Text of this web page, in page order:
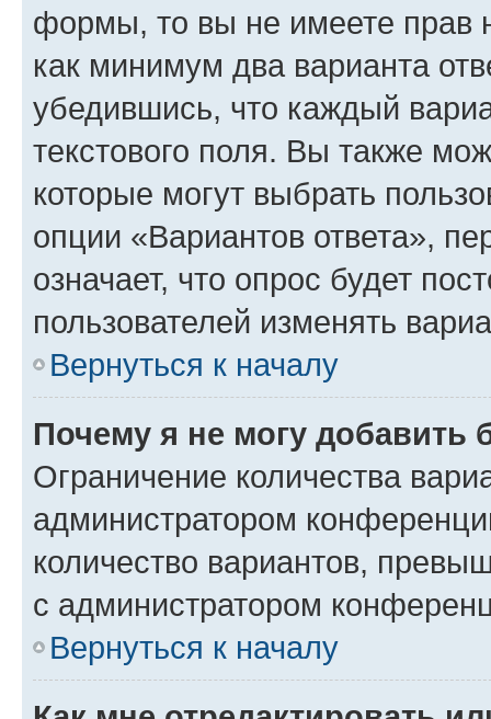
формы, то вы не имеете прав
как минимум два варианта
убедившись, что каждый
текстового поля. Вы также
которые могут выбрать
опции «Вариантов ответа»,
означает, что опрос будет
пользователей изменять
Вернуться к началу
Почему я не могу добавить
Ограничение количества
администратором
количество вариантов,
с администратором
Вернуться к началу